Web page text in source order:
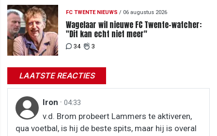
FC TWENTE NIEUWS / 06 augustus 2026
Wagelaar wil nieuwe FC Twente-watcher:
"Dit kan echt niet meer"
34 3
LAATSTE REACTIES
Iron · 04:33
v.d. Brom probeert Lammers te aktiveren,
qua voetbal, is hij de beste spits, maar hij is overal